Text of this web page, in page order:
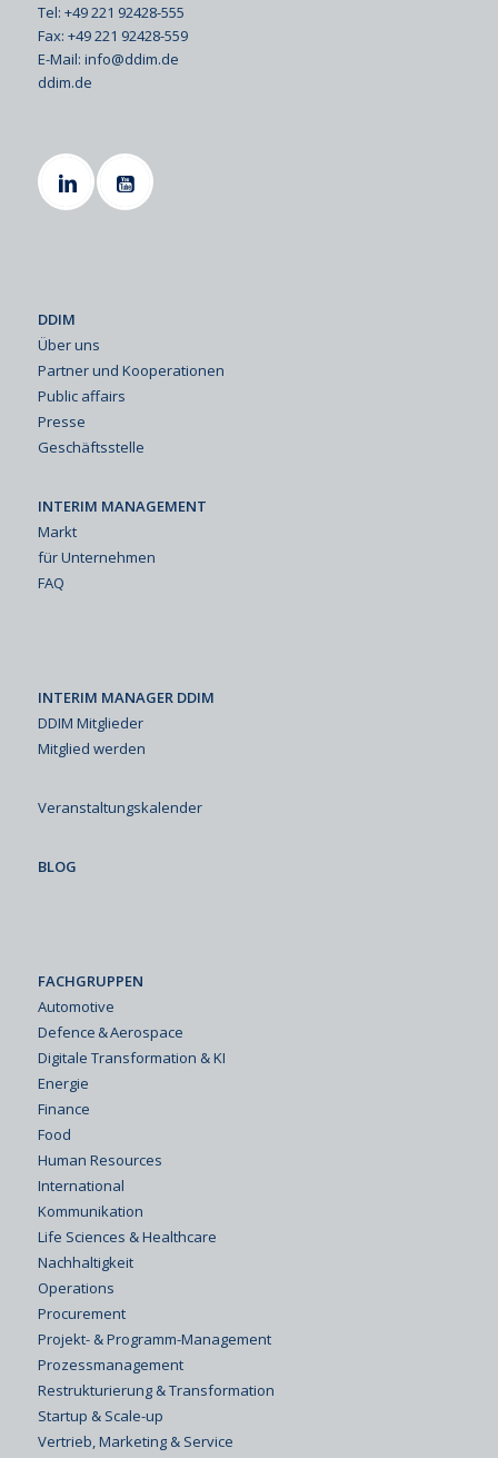
Tel: +49 221 92428-555
Fax: +49 221 92428-559
E-Mail: info@ddim.de
ddim.de
DDIM
Über uns
Partner und Kooperationen
Public affairs
Presse
Geschäftsstelle
INTERIM MANAGEMENT
Markt
für Unternehmen
FAQ
INTERIM MANAGER DDIM
DDIM Mitglieder
Mitglied werden
Veranstaltungskalender
BLOG
FACHGRUPPEN
Automotive
Defence & Aerospace
Digitale Transformation & KI
Energie
Finance
Food
Human Resources
International
Kommunikation
Life Sciences & Healthcare
Nachhaltigkeit
Operations
Procurement
Projekt- & Programm-Management
Prozessmanagement
Restrukturierung & Transformation
Startup & Scale-up
Vertrieb, Marketing & Service